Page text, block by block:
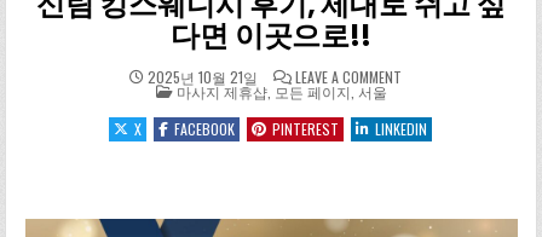
다면 이곳으로!!
2025년 10월 21일 LEAVE A COMMENTON 신림 킹스웨디시
POSTED IN
마사지 제휴샵, 모든 페이지 서울
X
FACEBOOK PINTEREST LINKEDIN